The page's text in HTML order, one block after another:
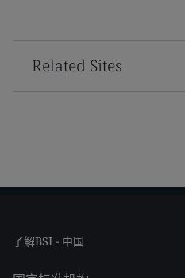
Related Sites
了解BSI - 中国